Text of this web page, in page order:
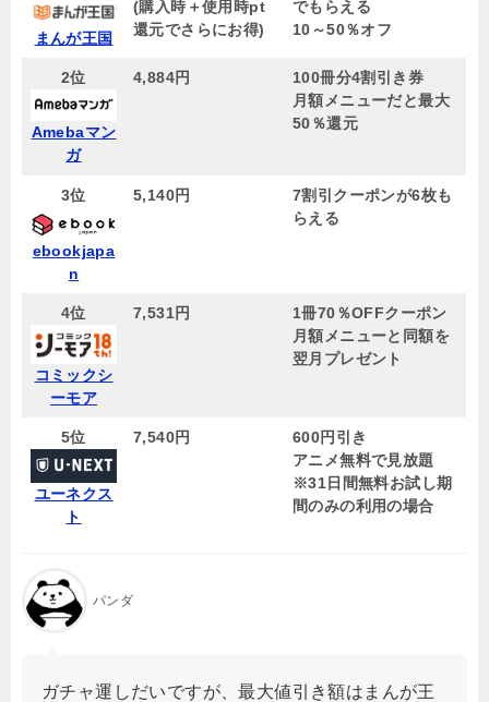
まんが王国
(購入時＋使用時pt
還元でさらにお得)
でもらえる
10～50％オフ
2位
Amebaマン
ガ
4,884円
100冊分4割引き券
月額メニューだと最大
50％還元
3位
ebookjapa
n
5,140円
7割引クーポンが6枚も
らえる
4位
コミックシ
ーモア
7,531円
1冊70％OFFクーポン
月額メニューと同額を
翌月プレゼント
5位
ユーネクス
ト
7,540円
600円引き
アニメ無料で見放題
※31日間無料お試し期
間のみの利用の場合
パンダ
ガチャ運しだいですが、最大値引き額はまんが王